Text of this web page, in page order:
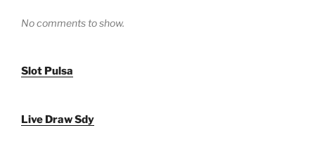
No comments to show.
Slot Pulsa
Live Draw Sdy